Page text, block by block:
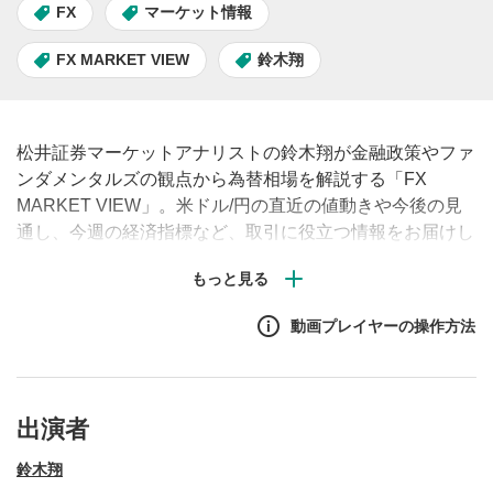
FX マーケット情報
FX MARKET VIEW 鈴木翔
松井証券マーケットアナリストの鈴木翔が金融政策やファ
ンダメンタルズの観点から為替相場を解説する「FX
MARKET VIEW」。米ドル/円の直近の値動きや今後の見
通し、今週の経済指標など、取引に役立つ情報をお届けし
動画プレイヤーの操作方法
出演者
鈴木翔